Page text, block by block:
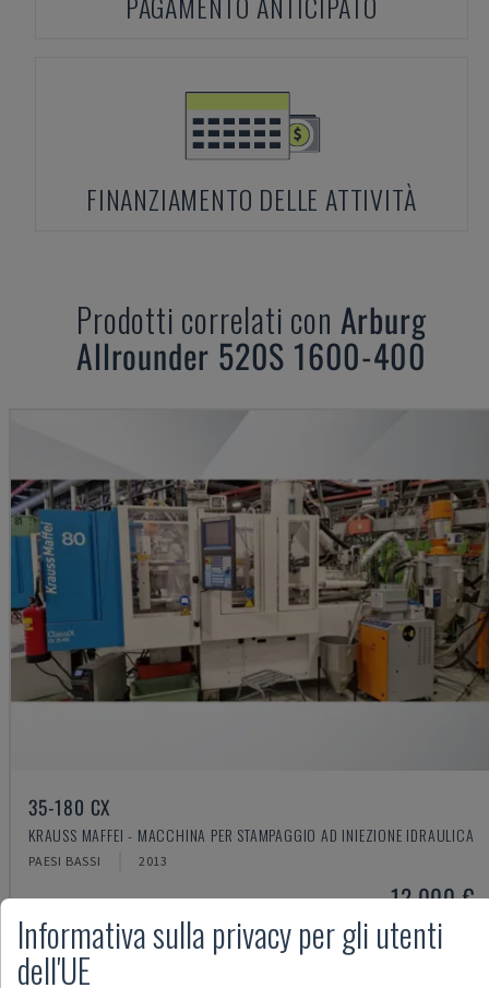
FINANZIAMENTO DELLE ATTIVITÀ
Prodotti correlati con Arburg
Allrounder 520S 1600-400
35-180 CX
KRAUSS MAFFEI - MACCHINA PER STAMPAGGIO AD INIEZIONE IDRAULICA
PAESI BASSI 2013
12.000 €
Informativa sulla privacy per gli utenti
dell'UE